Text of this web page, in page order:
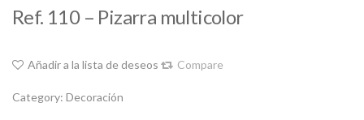
Ref. 110 – Pizarra multicolor
Añadir a la lista de deseos Compare
Category: Decoración